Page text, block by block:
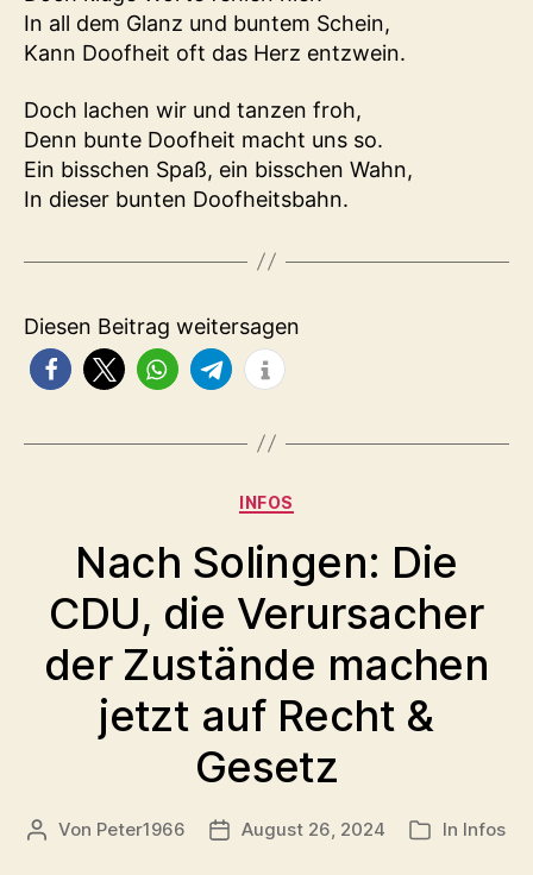
In all dem Glanz und buntem Schein,
Kann Doofheit oft das Herz entzwein.
Doch lachen wir und tanzen froh,
Denn bunte Doofheit macht uns so.
Ein bisschen Spaß, ein bisschen Wahn,
In dieser bunten Doofheitsbahn.
Diesen Beitrag weitersagen
Kategorien
INFOS
Nach Solingen: Die
CDU, die Verursacher
der Zustände machen
jetzt auf Recht &
Gesetz
Beitragsautor
Von Peter1966 Veröffentlichungsdatum
August 26, 2024 Kategorien
In Infos